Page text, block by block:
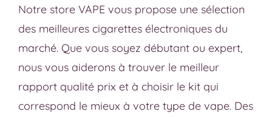
La boutique
Notre store VAPE vous propose une sélection
des meilleures cigarettes électroniques du
marché. Que vous soyez débutant ou expert,
nous vous aiderons à trouver le meilleur
rapport qualité prix et à choisir le kit qui
correspond le mieux à votre type de vape. Des